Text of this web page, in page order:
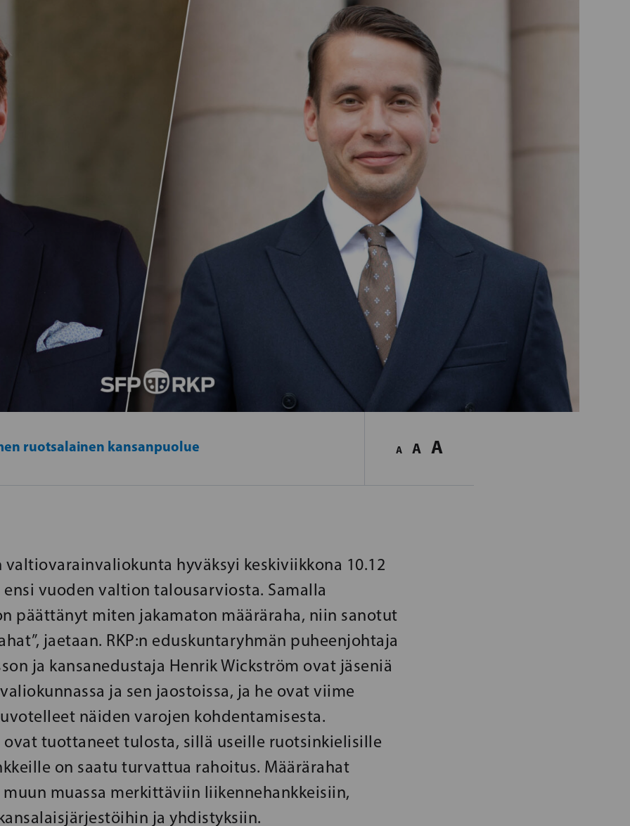
ruotsalainen kansanpuolue A A A
valtiovarainvaliokunta hyväksyi keskiviikkona 10.12
vuoden valtion talousarviosta. Samalla
päättänyt miten jakamaton määräraha, niin sanotut
jaetaan. RKP:n eduskuntaryhmän puheenjohtaja
ja kansanedustaja Henrik Wickström ovat jäseniä
ja sen jaostoissa, ja he ovat viime
näiden varojen kohdentamisesta.
tuottaneet tulosta, sillä useille ruotsinkielisille
on saatu turvattua rahoitus. Määrärahat
muassa merkittäviin liikennehankkeisiin,
ja yhdistyksiin.